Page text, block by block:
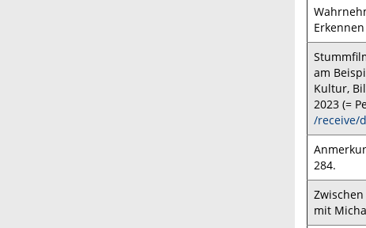
am
Kultur,
2023 (=
/receive/
284.
mit